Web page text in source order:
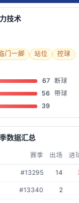
技术
门一脚 站位 控球
67 断球
56 带球
39
数据汇总
赛季 出场 进
#13295 14
#13340 2